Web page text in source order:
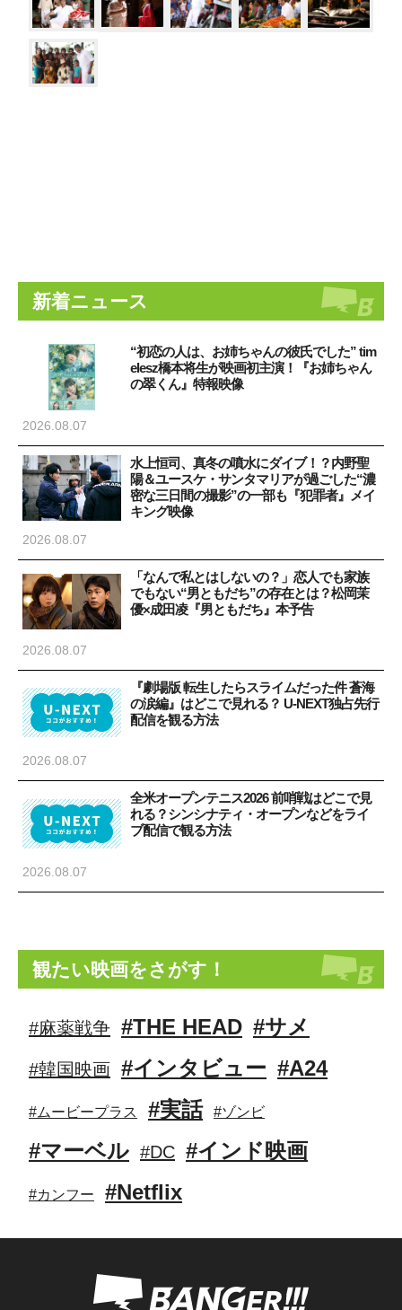
新着ニュース
“初恋の人は、お姉ちゃんの彼氏でした” tim
elesz橋本将生が映画初主演！『お姉ちゃん
の翠くん』特報映像
2026.08.07
水上恒司、真冬の噴水にダイブ！？内野聖
陽＆ユースケ・サンタマリアが過ごした“濃
密な三日間の撮影”の一部も『犯罪者』メイ
キング映像
2026.08.07
「なんで私とはしないの？」恋人でも家族
でもない“男ともだち”の存在とは？松岡茉
優×成田凌『男ともだち』本予告
2026.08.07
『劇場版 転生したらスライムだった件 蒼海
の涙編』はどこで見れる？ U-NEXT独占先行
配信を観る方法
2026.08.07
全米オープンテニス2026 前哨戦はどこで見
れる？シンシナティ・オープンなどをライ
ブ配信で観る方法
2026.08.07
観たい映画をさがす！
#麻薬戦争 #THE HEAD #サメ
#韓国映画 #インタビュー #A24
#ムービープラス #実話 #ゾンビ
#マーベル #DC #インド映画
#カンフー #Netflix